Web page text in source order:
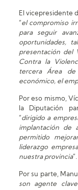
El vicepresidente
“el compromiso
para seguir
oportunidades,
presentación del
Contra la
tercera Área de
económico, el
Por eso mismo,
la Diputación
“dirigido a
implantación de
permitido
liderazgo
nuestra provincia”.
Por su parte,
son agente